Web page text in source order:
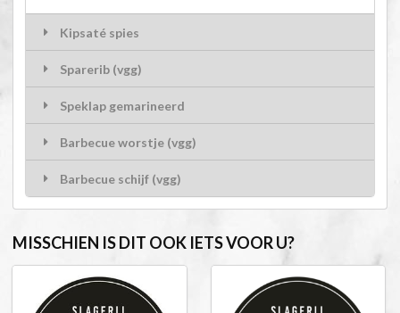
Kipsaté spies
Sparerib (vgg)
Speklap gemarineerd
Barbecue worstje (vgg)
Barbecue schijf (vgg)
MISSCHIEN IS DIT OOK IETS VOOR U?